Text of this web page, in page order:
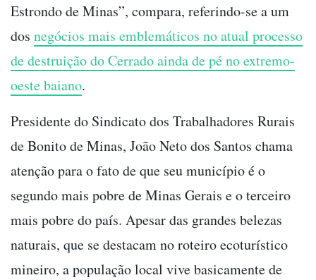
Estrondo de Minas”, compara, referindo-se a um
dos negócios mais emblemáticos no atual processo
de destruição do Cerrado ainda de pé no extremo-
oeste baiano.
Presidente do Sindicato dos Trabalhadores Rurais
de Bonito de Minas, João Neto dos Santos chama
atenção para o fato de que seu município é o
segundo mais pobre de Minas Gerais e o terceiro
mais pobre do país. Apesar das grandes belezas
naturais, que se destacam no roteiro ecoturístico
mineiro, a população local vive basicamente de